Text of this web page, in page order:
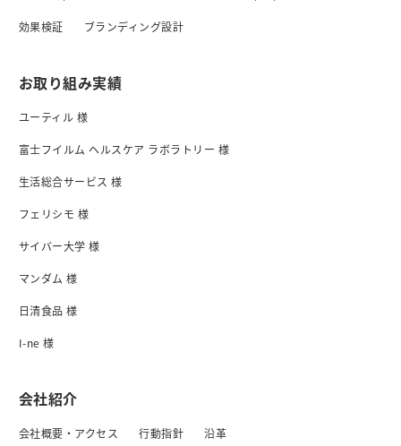
効果検証 ブランディング設計
お取り組み実績
ユーティル 様
富士フイルム ヘルスケア ラボラトリー 様
生活総合サービス 様
フェリシモ 様
サイバー大学 様
マンダム 様
日清食品 様
I-ne 様
会社紹介
会社概要・アクセス 行動指針 沿革